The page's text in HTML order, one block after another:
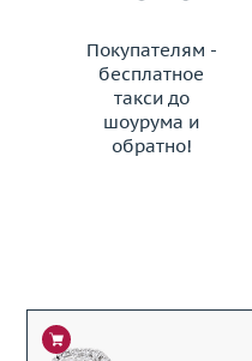
Покупателям -
бесплатное
такси до
шоурума и
обратно!
ЗАКАЗАТЬ ТАКСИ